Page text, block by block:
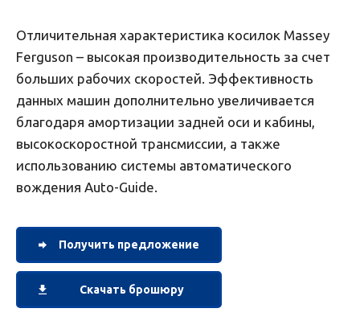
Отличительная характеристика косилок Massey
Ferguson – высокая производительность за счет
больших рабочих скоростей. Эффективность
данных машин дополнительно увеличивается
благодаря амортизации задней оси и кабины,
высокоскоростной трансмиссии, а также
использованию системы автоматического
вождения Auto-Guide.
Получить предложение
Скачать брошюру